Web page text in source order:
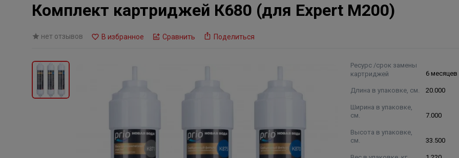
Комплект картриджей К680 (для Expert M200)
нет отзывов В избранное Сравнить Поделиться
Ресурс /срок замены
картриджей
6 месяцев
Длина в упаковке, см. 20.000
Ширина в упаковке,
см.
7.000
Высота в упаковке,
см.
33.500